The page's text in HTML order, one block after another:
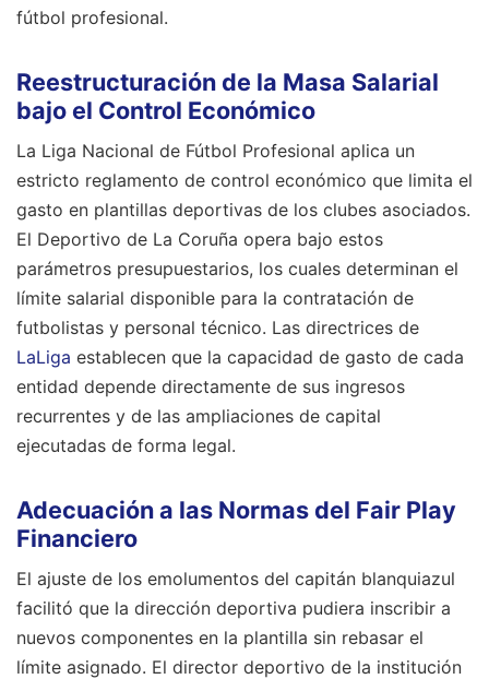
fútbol profesional.
Reestructuración de la Masa Salarial
bajo el Control Económico
La Liga Nacional de Fútbol Profesional aplica un
estricto reglamento de control económico que limita el
gasto en plantillas deportivas de los clubes asociados.
El Deportivo de La Coruña opera bajo estos
parámetros presupuestarios, los cuales determinan el
límite salarial disponible para la contratación de
futbolistas y personal técnico. Las directrices de
LaLiga establecen que la capacidad de gasto de cada
entidad depende directamente de sus ingresos
recurrentes y de las ampliaciones de capital
ejecutadas de forma legal.
Adecuación a las Normas del Fair Play
Financiero
El ajuste de los emolumentos del capitán blanquiazul
facilitó que la dirección deportiva pudiera inscribir a
nuevos componentes en la plantilla sin rebasar el
límite asignado. El director deportivo de la institución